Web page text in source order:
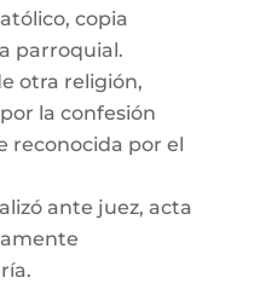
copia
parroquial.
otra religión,
la confesión
reconocida por el
ante juez, acta